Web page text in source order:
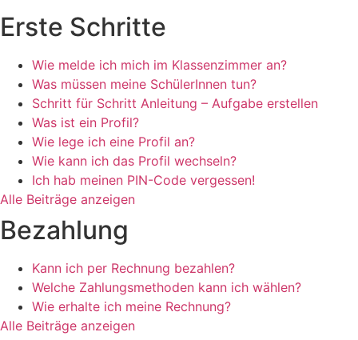
Erste Schritte
Wie melde ich mich im Klassenzimmer an?
Was müssen meine SchülerInnen tun?
Schritt für Schritt Anleitung – Aufgabe erstellen
Was ist ein Profil?
Wie lege ich eine Profil an?
Wie kann ich das Profil wechseln?
Ich hab meinen PIN-Code vergessen!
Alle Beiträge anzeigen
Bezahlung
Kann ich per Rechnung bezahlen?
Welche Zahlungsmethoden kann ich wählen?
Wie erhalte ich meine Rechnung?
Alle Beiträge anzeigen